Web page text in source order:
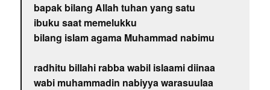
bapak bilang Allah tuhan yang satu
ibuku saat memelukku
bilang islam agama Muhammad nabimu
radhitu billahi rabba wabil islaami diinaa
wabi muhammadin nabiyya warasuulaa